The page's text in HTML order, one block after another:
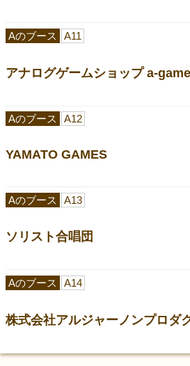
アナログゲームショップ a-game
Aのブース A11
YAMATO GAMES
Aのブース A12
ソリスト合唱団
Aのブース A13
株式会社アルジャーノンプロダ
Aのブース A14